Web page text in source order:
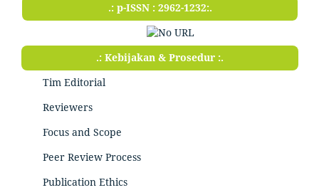
.: p-ISSN : 2962-1232:.
.: Kebijakan & Prosedur :.
Tim Editorial
Reviewers
Focus and Scope
Peer Review Process
Publication Ethics